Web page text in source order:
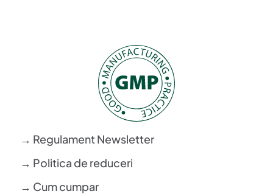
→ Regulament Newsletter
→ Politica de reduceri
→ Cum cumpar